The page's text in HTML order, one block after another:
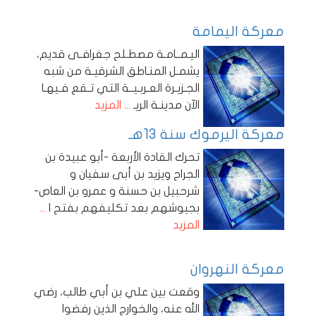
معركة اليمامة
اليـمــامـة مصطـلح جغرافـى قديم،
يشمـل المنـاطق الشرقيـة من شبه
الجـزيـرة العـربـيــة التي تـقع فـيهـا
الآن مدينـة الريـ ... المزيد
معركة اليرموك سنة 13هـ
تحرك القادة الأربعة -أبو عبيدة بن
الجراح ويزيد بن أبى سفيان و
شرحبيل بن حسنة و عمرو بن العاص-
بجيوشهم بعد تكليفهم بفتح ا ...
المزيد
معركة النهروان
وقعت بين علي بن أبي طالب، رضي
الله عنه، والخوارج الذين رفضوا